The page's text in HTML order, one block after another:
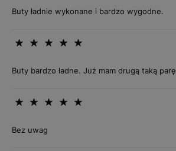
Buty ładnie wykonane i bardzo wygodne.
Buty bardzo ładne. Już mam drugą taką parę
Bez uwag